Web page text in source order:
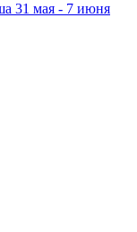
31 мая - 7 июня